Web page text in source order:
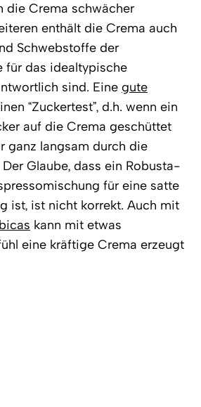
die Crema schwächer
enthält die Crema auch
Schwebstoffe der
für das idealtypische
sind. Eine gute
“Zuckertest”, d.h. wenn ein
auf die Crema geschüttet
ganz langsam durch die
Glaube, dass ein Robusta-
für eine satte
ist, ist nicht korrekt. Auch mit
kann mit etwas
eine kräftige Crema erzeugt